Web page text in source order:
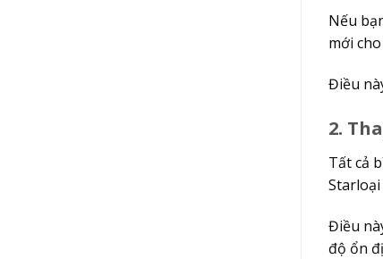
Nếu
mới
Điều
2.
Tất cả
Điều
độ ổn